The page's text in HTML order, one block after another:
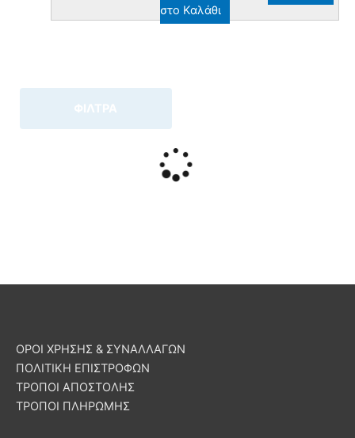
ΦΙΛΤΡΑ
στο Καλάθι
ΟΡΟΙ ΧΡΗΣΗΣ & ΣΥΝΑΛΛΑΓΩΝ
ΠΟΛΙΤΙΚΗ ΕΠΙΣΤΡΟΦΩΝ
ΤΡΟΠΟΙ ΑΠΟΣΤΟΛΗΣ
ΤΡΟΠΟΙ ΠΛΗΡΩΜΗΣ